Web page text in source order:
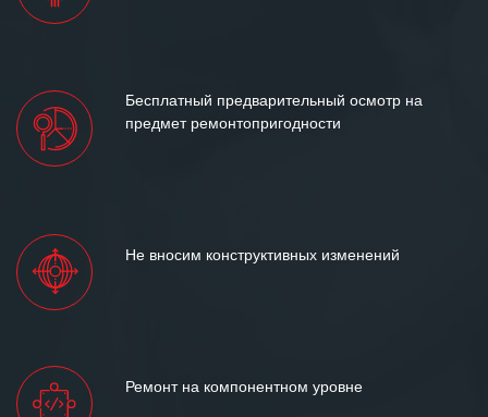
Бесплатный предварительный осмотр на
предмет ремонтопригодности
Не вносим конструктивных изменений
Ремонт на компонентном уровне